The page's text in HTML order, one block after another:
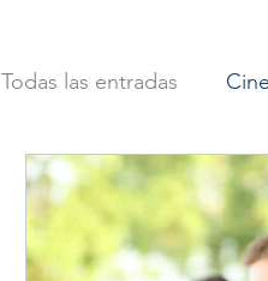
Todas las entradas
Politica Auf